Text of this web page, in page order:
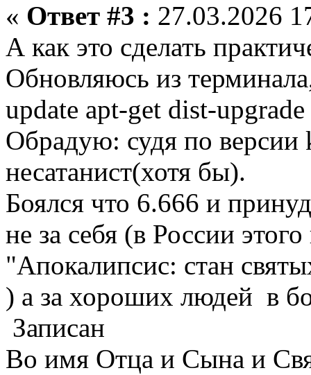
« Ответ #3 : 27.03.2026
А как это сделать
Обновляюсь из
update apt-get dist-upgrade
Обрадую: судя по
несатанист(хотя бы).
Боялся что 6.666 и
не за себя (в России
"Апокалипсис: стан
) а за хороших людей в
Записан
Во имя Отца и Сына и